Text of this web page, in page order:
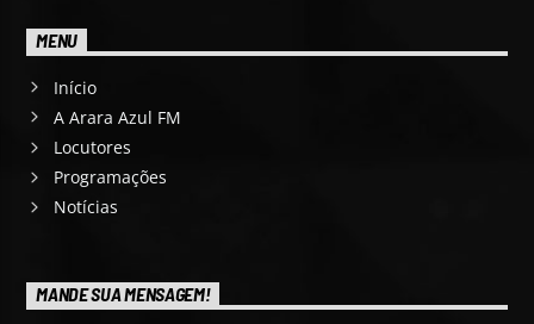
MENU
Início
A Arara Azul FM
Locutores
Programações
Notícias
MANDE SUA MENSAGEM!